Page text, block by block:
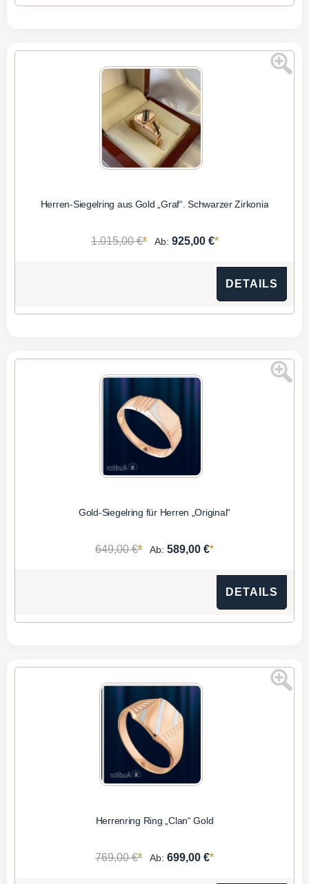
Herren-Siegelring aus Gold „Graf“. Schwarzer Zirkonia
1.015,00 €* Ab: 925,00 €*
DETAILS
Gold-Siegelring für Herren „Original“
649,00 €* Ab: 589,00 €*
DETAILS
Herrenring Ring „Clan“ Gold
769,00 €* Ab: 699,00 €*